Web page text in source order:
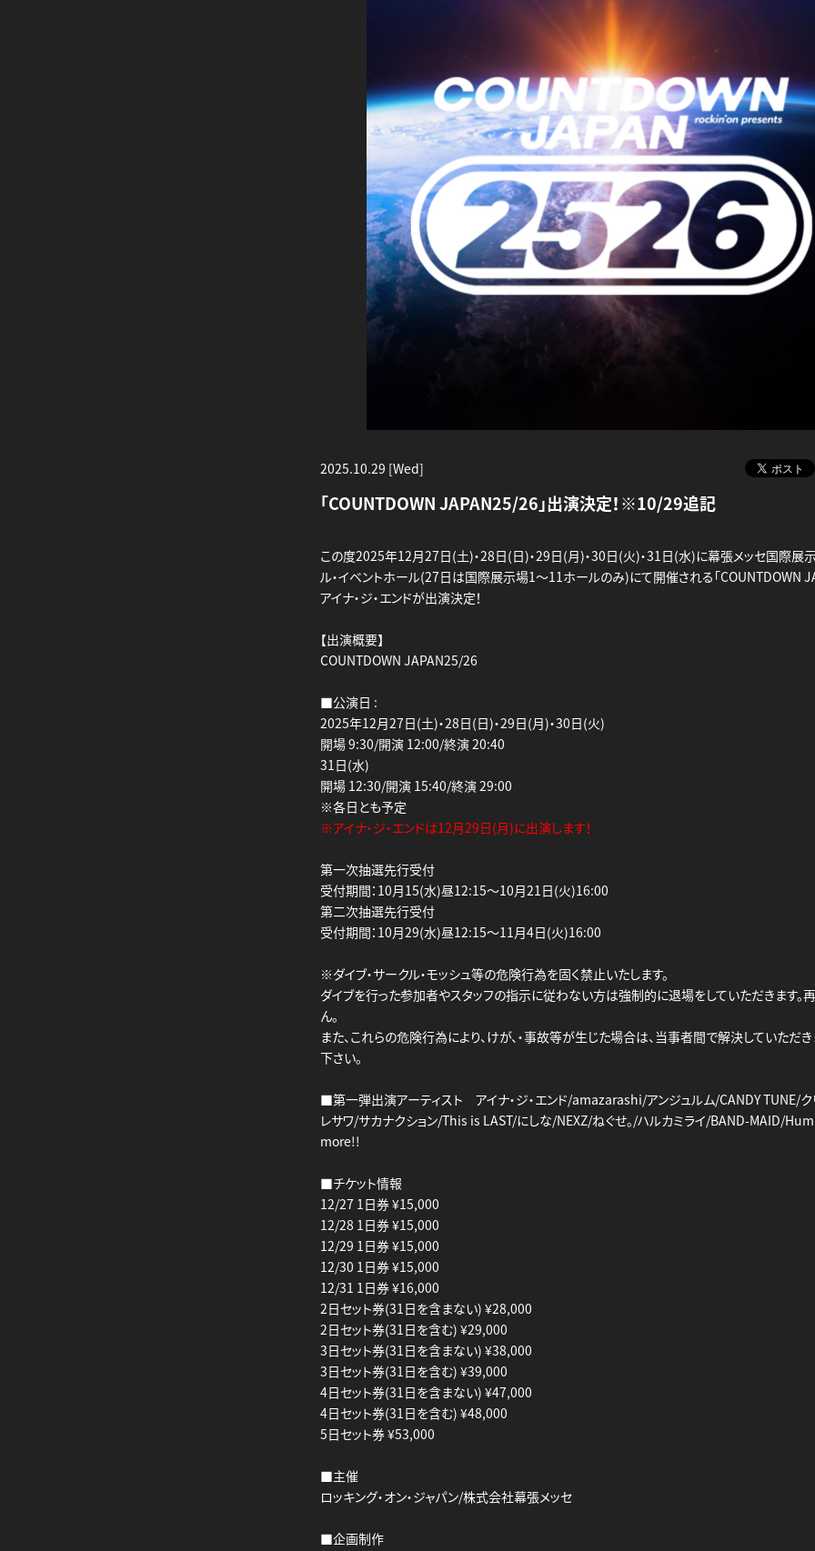
2025.10.29 [Wed]
「COUNTDOWN JAPAN25/26」出演決定！※10/29追記
この度2025年12月27日(土)・28日(日)・29日(月)・30日(火)・31日(水)に幕張メッセ国際展
ル・イベントホール(27日は国際展示場1～11ホールのみ)にて開催される「COUNTDOWN
アイナ・ジ・エンドが出演決定！
【出演概要】
COUNTDOWN JAPAN25/26
■公演日 :
2025年12月27日(土)・28日(日)・29日(月)・30日(火)
開場 9:30/開演 12:00/終演 20:40
31日(水)
開場 12:30/開演 15:40/終演 29:00
※各日とも予定
※アイナ・ジ・エンドは12月29日(月)に出演します！
第一次抽選先行受付
受付期間：10月15(水)昼12:15～10月21日(火)16:00
第二次抽選先行受付
受付期間：10月29(水)昼12:15～11月4日(火)16:00
※ダイブ・サークル・モッシュ等の危険行為を固く禁止いたします。
ダイブを行った参加者やスタッフの指示に従わない方は強制的に退場をしていただきます。
ん。
また、これらの危険行為により、けが、・事故等が生じた場合は、当事者間で解決していただ
下さい。
■第一弾出演アーティスト アイナ・ジ・エンド/amazarashi/アンジュルム/CANDY TUNE/ク
レサワ/サカナクション/This is LAST/にしな/NEXZ/ねぐせ。/ハルカミライ/BAND-MAID/
more!!
■チケット情報
12/27 1日券 ¥15,000
12/28 1日券 ¥15,000
12/29 1日券 ¥15,000
12/30 1日券 ¥15,000
12/31 1日券 ¥16,000
2日セット券(31日を含まない) ¥28,000
2日セット券(31日を含む) ¥29,000
3日セット券(31日を含まない) ¥38,000
3日セット券(31日を含む) ¥39,000
4日セット券(31日を含まない) ¥47,000
4日セット券(31日を含む) ¥48,000
5日セット券 ¥53,000
■主催
ロッキング・オン・ジャパン/株式会社幕張メッセ
■企画制作